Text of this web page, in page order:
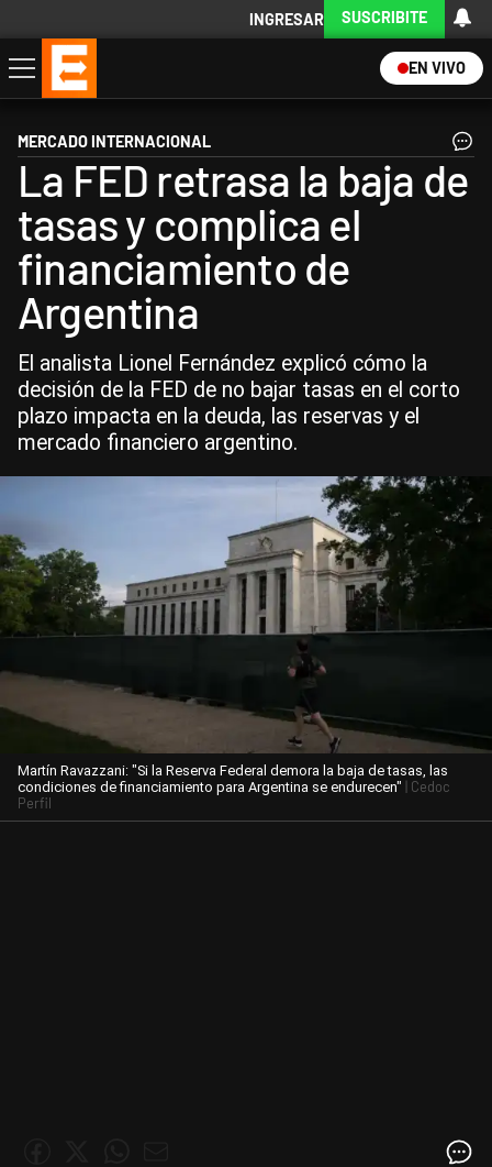
INGRESAR SUSCRIBITE
EN VIVO
Economía
Política
Internacional
Actualidad
Descargá la App
MERCADO INTERNACIONAL
La FED retrasa la baja de
tasas y complica el
financiamiento de
Argentina
El analista Lionel Fernández explicó cómo la
decisión de la FED de no bajar tasas en el corto
plazo impacta en la deuda, las reservas y el
mercado financiero argentino.
Martín Ravazzani: "Si la Reserva Federal demora la baja de tasas, las
condiciones de financiamiento para Argentina se endurecen" | Cedoc
Perfil